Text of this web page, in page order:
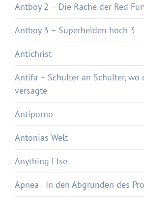
Antboy 2 – Die Rache der Red
Antboy 3 – Superhelden hoch 3
Antichrist
Antifa – Schulter an Schulter, wo
versagte
Antiporno
Antonias Welt
Anything Else
Apnea - In den Abgründen des